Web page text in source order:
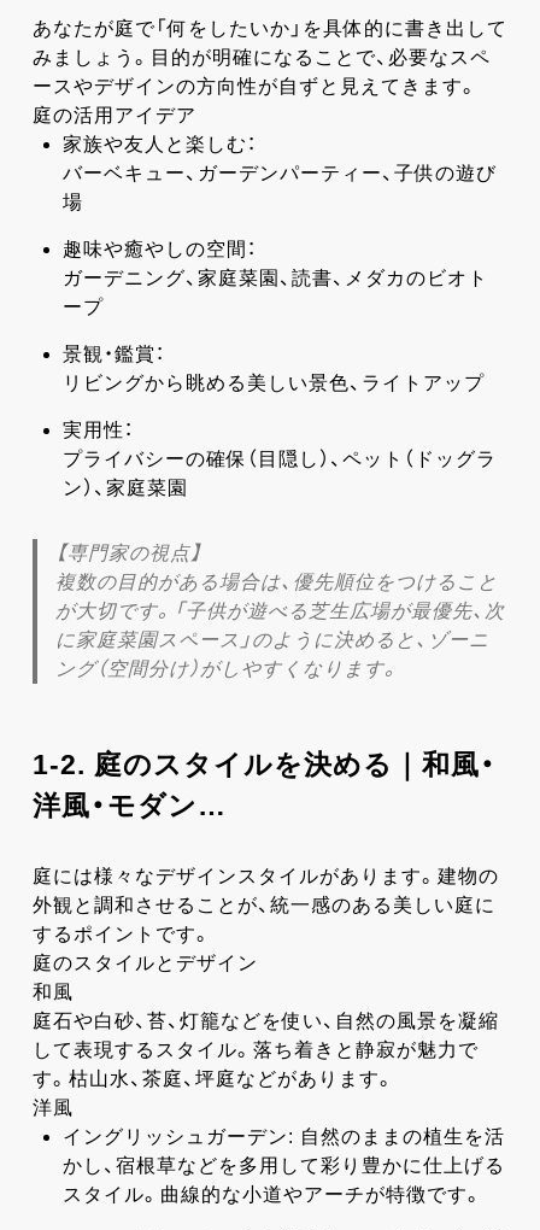
あなたが庭で「何をしたいか」を具体的に書き出して
みましょう。目的が明確になることで、必要なスペ
ースやデザインの方向性が自ずと見えてきます。
庭の活用アイデア
家族や友人と楽しむ：
バーベキュー、ガーデンパーティー、子供の遊び
場
趣味や癒やしの空間：
ガーデニング、家庭菜園、読書、メダカのビオト
ープ
景観・鑑賞：
リビングから眺める美しい景色、ライトアップ
実用性：
プライバシーの確保（目隠し）、ペット（ドッグラ
ン）、家庭菜園
【専門家の視点】
複数の目的がある場合は、優先順位をつけること
が大切です。「子供が遊べる芝生広場が最優先、次
に家庭菜園スペース」のように決めると、ゾーニ
ング（空間分け）がしやすくなります。
1-2. 庭のスタイルを決める｜和風・
洋風・モダン…
庭には様々なデザインスタイルがあります。建物の
外観と調和させることが、統一感のある美しい庭に
するポイントです。
庭のスタイルとデザイン
和風
庭石や白砂、苔、灯籠などを使い、自然の風景を凝縮
して表現するスタイル。落ち着きと静寂が魅力で
す。枯山水、茶庭、坪庭などがあります。
洋風
イングリッシュガーデン: 自然のままの植生を活
かし、宿根草などを多用して彩り豊かに仕上げる
スタイル。曲線的な小道やアーチが特徴です。